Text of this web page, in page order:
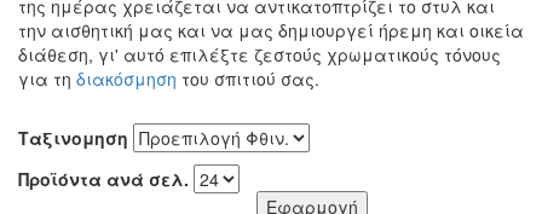
της ημέρας χρειάζεται να αντικατοπτρίζει το στυλ και
την αισθητική μας και να μας δημιουργεί ήρεμη και οικεία
διάθεση, γι' αυτό επιλέξτε ζεστούς χρωματικούς τόνους
για τη διακόσμηση του σπιτιού σας.
Ταξινομηση
Προϊόντα ανά σελ.